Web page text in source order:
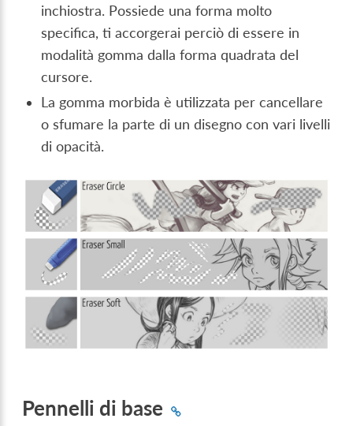
inchiostra. Possiede una forma molto
specifica, ti accorgerai perciò di essere in
modalità gomma dalla forma quadrata del
cursore.
La gomma morbida è utilizzata per cancellare
o sfumare la parte di un disegno con vari livelli
di opacità.
Pennelli di base